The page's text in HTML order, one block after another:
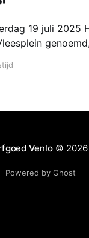
juli 2025 Het Flujasplein,
woningen en
Venlo© 2026
Powered by Ghost